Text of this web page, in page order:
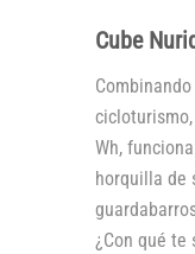
Cube
Wh,
horquilla de
¿Con qué te